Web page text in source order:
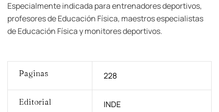
Especialmente indicada para entrenadores deportivos,
profesores de Educación Física, maestros especialistas
de Educación Física y monitores deportivos.
Paginas 228
Editorial INDE